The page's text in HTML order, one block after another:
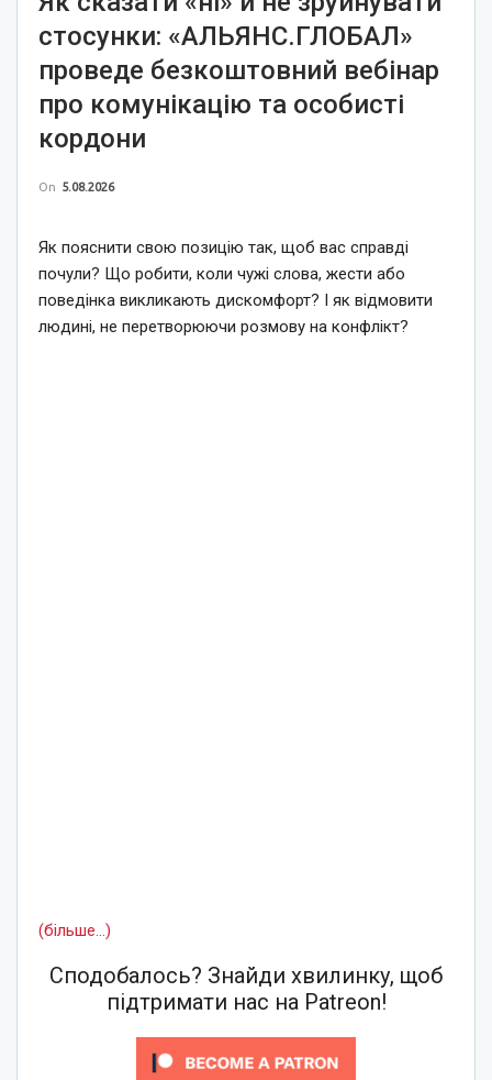
стосунки: «АЛЬЯНС.ГЛОБАЛ»
проведе безкоштовний вебінар
про комунікацію та особисті
кордони
On 5.08.2026
Як пояснити свою позицію так, щоб вас справді
почули? Що робити, коли чужі слова, жести або
поведінка викликають дискомфорт? І як відмовити
людині, не перетворюючи розмову на конфлікт?
(більше…)
Сподобалось? Знайди хвилинку, щоб
підтримати нас на Patreon!